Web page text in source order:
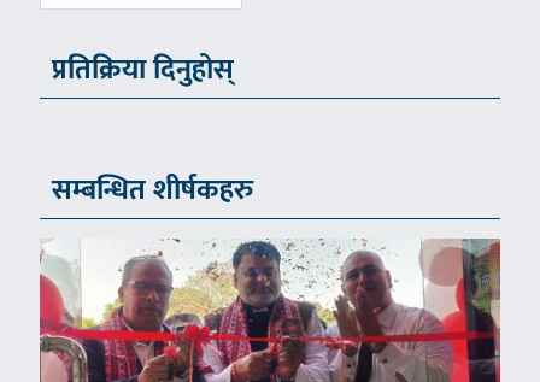
प्रतिक्रिया दिनुहोस्
सम्बन्धित शीर्षकहरु